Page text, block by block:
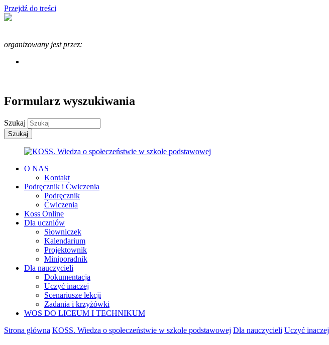
Przejdź do treści
organizowany jest przez:
Formularz wyszukiwania
Szukaj
O NAS
Kontakt
Podręcznik i Ćwiczenia
Podręcznik
Ćwiczenia
Koss Online
Dla uczniów
Słowniczek
Kalendarium
Projektownik
Miniporadnik
Dla nauczycieli
Dokumentacja
Uczyć inaczej
Scenariusze lekcji
Zadania i krzyżówki
WOS DO LICEUM I TECHNIKUM
Strona główna KOSS. Wiedza o społeczeństwie w szkole podstawowej Dla nauczycieli Uczyć inaczej